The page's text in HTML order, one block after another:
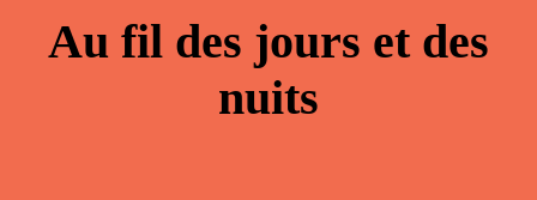
Au fil des jours et des
nuits